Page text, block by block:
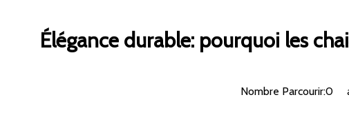
Élégance durable: pourquoi les
Nombre Parcourir:0